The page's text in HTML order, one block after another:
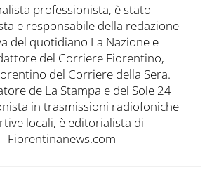
professionista, è stato
e responsabile della redazione
del quotidiano La Nazione e
del Corriere Fiorentino,
del Corriere della Sera.
de La Stampa e del Sole 24
in trasmissioni radiofoniche
locali, è editorialista di
Fiorentinanews.com